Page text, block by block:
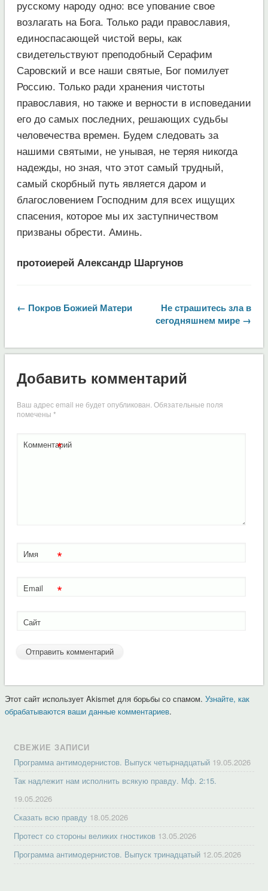
русскому народу одно: все упование свое
возлагать на Бога. Только ради православия,
единоспасающей чистой веры, как
свидетельствуют преподобный Серафим
Саровский и все наши святые, Бог помилует
Россию. Только ради хранения чистоты
православия, но также и верности в исповедании
его до самых последних, решающих судьбы
человечества времен. Будем следовать за
нашими святыми, не унывая, не теряя никогда
надежды, но зная, что этот самый трудный,
самый скорбный путь является даром и
благословением Господним для всех ищущих
спасения, которое мы их заступничеством
призваны обрести. Аминь.
протоиерей Александр Шаргунов
← Покров Божией Матери
Не страшитесь зла в
сегодняшнем мире →
Добавить комментарий
Ваш адрес email не будет опубликован.Обязательные поля
помечены *
Комментарий
*
Имя *
Email *
Сайт
Этот сайт использует Akismet для борьбы со спамом. Узнайте, как
обрабатываются ваши данные комментариев.
СВЕЖИЕ ЗАПИСИ
Программа антимодернистов. Выпуск четырнадцатый 19.05.2026
Так надлежит нам исполнить всякую правду. Мф. 2:15.
19.05.2026
Сказать всю правду 18.05.2026
Протест со стороны великих гностиков 13.05.2026
Программа антимодернистов. Выпуск тринадцатый 12.05.2026